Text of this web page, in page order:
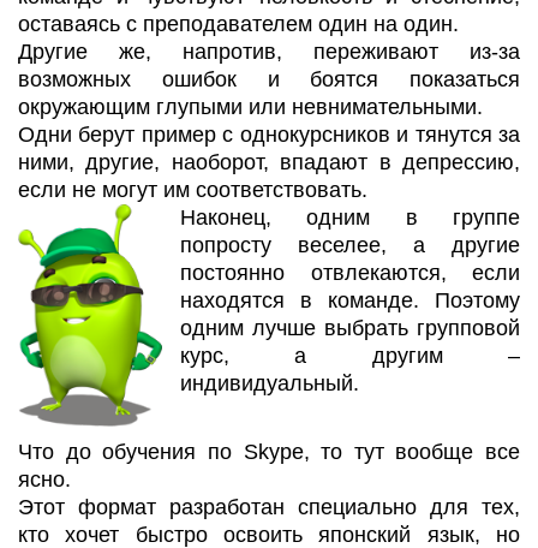
оставаясь с преподавателем один на один.
Другие же, напротив, переживают из-за
возможных ошибок и боятся показаться
окружающим глупыми или невнимательными.
Одни берут пример с однокурсников и тянутся за
ними, другие, наоборот, впадают в депрессию,
если не могут им соответствовать.
Наконец, одним в группе
попросту веселее, а другие
постоянно отвлекаются, если
находятся в команде. Поэтому
одним лучше выбрать групповой
курс, а другим –
индивидуальный.
Что до обучения по Skype, то тут вообще все
ясно.
Этот формат разработан специально для тех,
кто хочет быстро освоить японский язык, но